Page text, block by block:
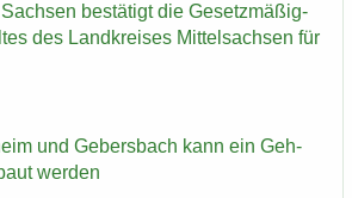
be­stä­tigt die Ge­setz­mä­ßig­
des Land­krei­ses Mit­tel­sach­sen für
und Ge­bers­bach kann ein Geh-
wer­den